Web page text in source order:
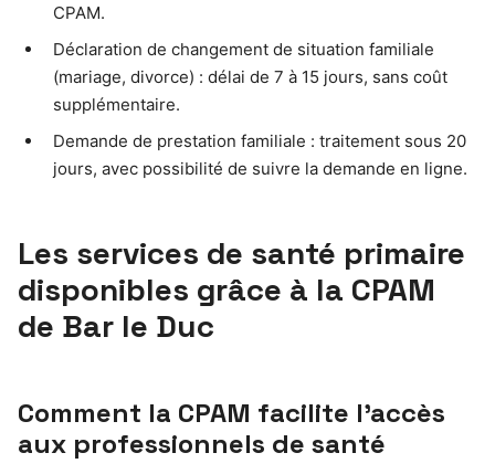
CPAM.
Déclaration de changement de situation familiale
(mariage, divorce) : délai de 7 à 15 jours, sans coût
supplémentaire.
Demande de prestation familiale : traitement sous 20
jours, avec possibilité de suivre la demande en ligne.
Les services de santé primaire
disponibles grâce à la CPAM
de Bar le Duc
Comment la CPAM facilite l’accès
aux professionnels de santé